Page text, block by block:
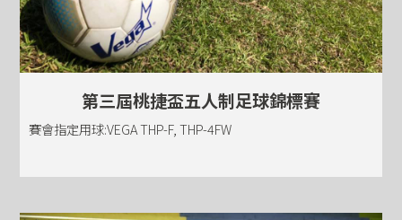
第三屆桃捷盃五人制足球錦標賽
賽會指定用球:VEGA THP-F, THP-4FW